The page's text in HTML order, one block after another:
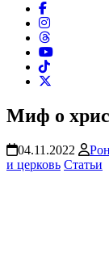
Миф о
04.11.2022
и церковь Статьи